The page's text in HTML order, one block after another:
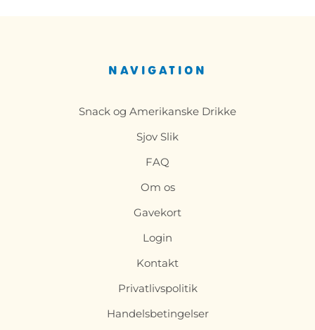
NAVIGATION
Snack og Amerikanske Drikke
Sjov Slik
FAQ
Om os
Gavekort
Login
Kontakt
Privatlivspolitik
Handelsbetingelser